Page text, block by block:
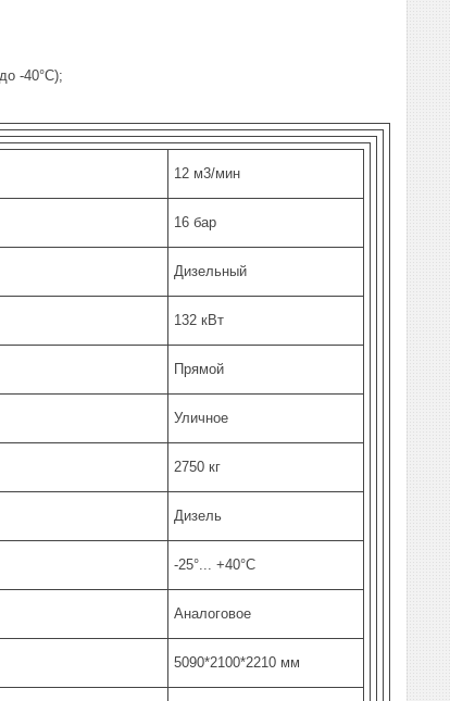
-40°С);
12 м3/мин
16 бар
Дизельный
132 кВт
Прямой
Уличное
2750 кг
Дизель
-25°... +40°С
Аналоговое
5090*2100*2210 мм